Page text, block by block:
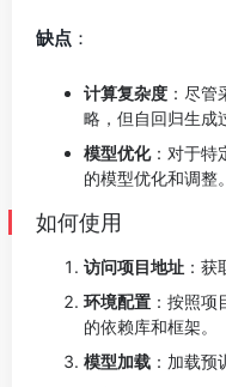
缺点 ：
计算复杂度 ：尽
略，但自回归生成
模型优化：对于特
的模型优化和调整。
如何使用
访问项目地址 ：
环境配置 ：按照
的依赖库和框架。
模型加载 ：加载预